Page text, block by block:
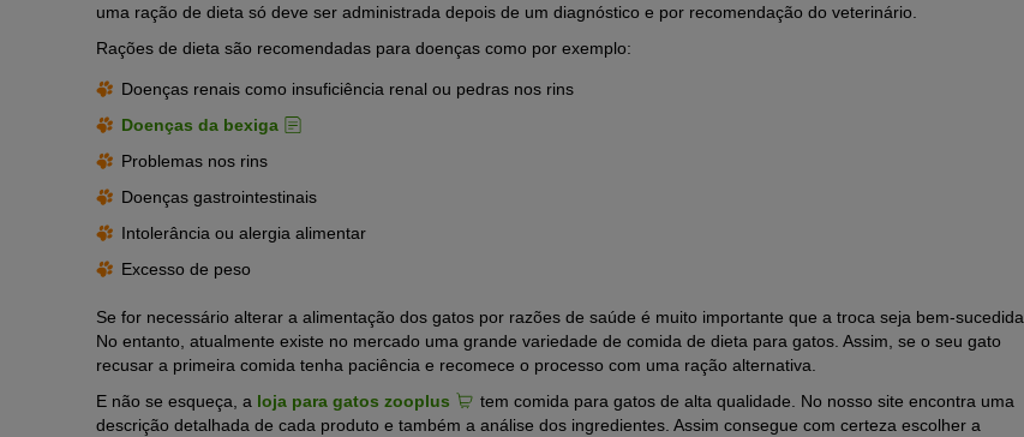
uma ração de dieta só deve ser administrada depois de um diagnóstico e por recomendação do veterinário.
Rações de dieta são recomendadas para doenças como por exemplo:
Doenças renais como insuficiência renal ou pedras nos rins
Doenças da bexiga
Problemas nos rins
Doenças gastrointestinais
Intolerância ou alergia alimentar
Excesso de peso
Se for necessário alterar a alimentação dos gatos por razões de saúde é muito importante que a troca seja bem-sucedida.
No entanto, atualmente existe no mercado uma grande variedade de comida de dieta para gatos. Assim, se o seu gato
recusar a primeira comida tenha paciência e recomece o processo com uma ração alternativa.
E não se esqueça, a loja para gatos zooplus
tem comida para gatos de alta qualidade. No nosso site encontra uma
descrição detalhada de cada produto e também a análise dos ingredientes. Assim consegue com certeza escolher a